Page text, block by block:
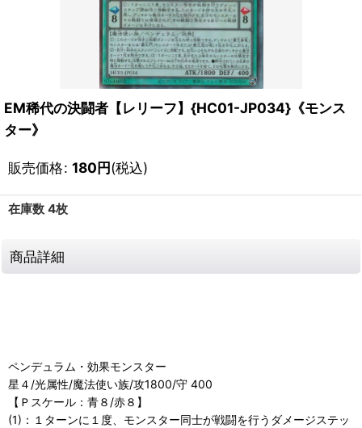
EM稀代の決闘者【レリーフ】{HC01-JP034}《モンス
ター》
販売価格: 180円(税込)
在庫数 4枚
商品詳細
ペンデュラム・効果モンスター
星４/光属性/魔法使い族/攻1800/守 400
【Ｐスケール：青８/赤８】
(1)：１ターンに１度、モンスター同士が戦闘を行うダメージステッ